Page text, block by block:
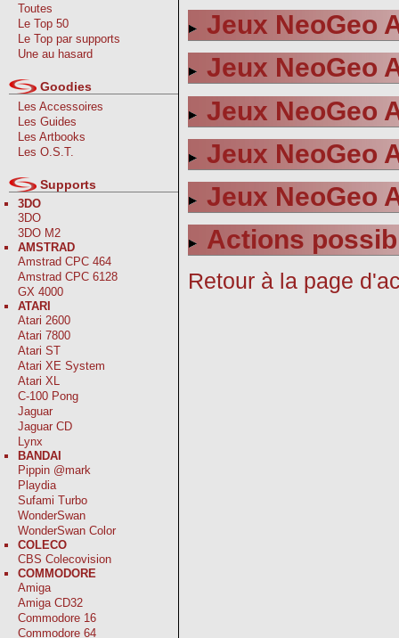
Toutes
Le Top 50
Le Top par supports
Une au hasard
Goodies
Les Accessoires
Les Guides
Les Artbooks
Les O.S.T.
Supports
3DO
3DO
3DO M2
AMSTRAD
Amstrad CPC 464
Amstrad CPC 6128
GX 4000
ATARI
Atari 2600
Atari 7800
Atari ST
Atari XE System
Atari XL
C-100 Pong
Jaguar
Jaguar CD
Lynx
BANDAI
Pippin @mark
Playdia
Sufami Turbo
WonderSwan
WonderSwan Color
COLECO
CBS Colecovision
COMMODORE
Amiga
Amiga CD32
Commodore 16
Commodore 64
Jeux NeoGeo
Jeux NeoGeo
Jeux NeoGeo
Jeux NeoGeo
Jeux NeoGeo
Actions
Retour à la page